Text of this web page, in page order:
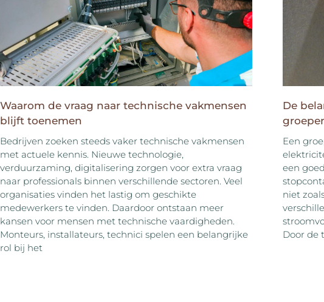
Waarom de vraag naar technische vakmensen
blijft toenemen
Bedrijven zoeken steeds vaker technische vakmensen
met actuele kennis. Nieuwe technologie,
verduurzaming, digitalisering zorgen voor extra vraag
naar professionals binnen verschillende sectoren. Veel
organisaties vinden het lastig om geschikte
medewerkers te vinden. Daardoor ontstaan meer
kansen voor mensen met technische vaardigheden.
Monteurs, installateurs, technici spelen een belangrijke
rol bij het
De
Een
een
niet
Door de